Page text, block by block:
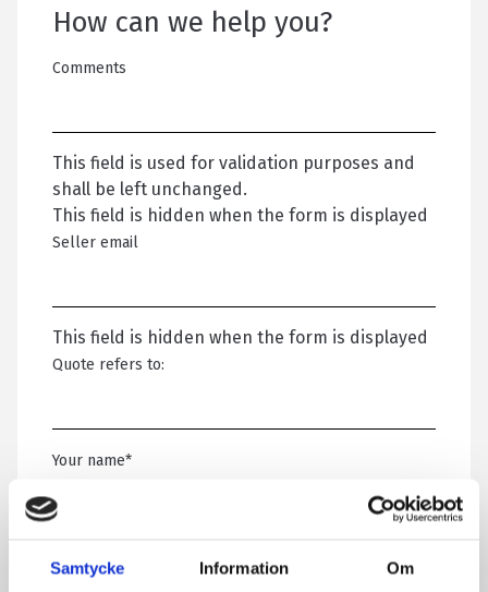
Samtycke Information Om
How can we help you?
Comments
This field is used for validation purposes and
shall be left unchanged.
This field is hidden when the form is displayed
Seller email
This field is hidden when the form is displayed
Quote refers to:
Your name*